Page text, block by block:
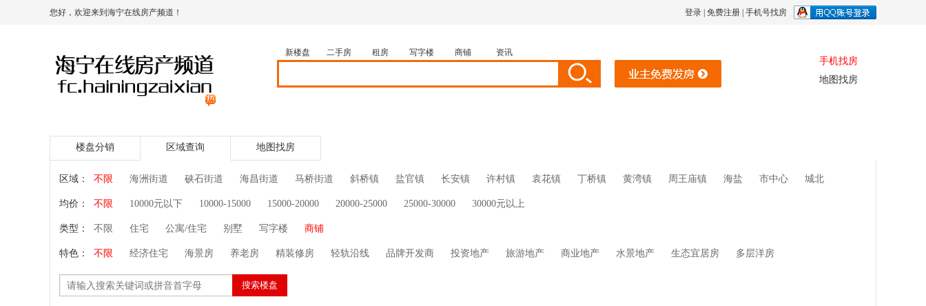
您好，欢迎来到海宁在线房产频道！ 登录 免费注册 手机号找房
新楼盘 二手房 租房 写字楼 商铺 资讯
手机找房
地图找房
楼盘分销 区域查询 地图找房
区域： 不限 海洲街道 硖石街道 海昌街道 马桥街道 斜桥镇 盐官镇 长安镇 许村镇 袁花镇 丁桥镇 黄湾镇 周王庙镇 海盐 市中心 城北
均价： 不限 10000元以下 10000-15000 15000-20000 20000-25000 25000-30000 30000元以上
类型： 不限 住宅 公寓/住宅 别墅 写字楼 商铺
特色： 不限 经济住宅 海景房 养老房 精装修房 轻轨沿线 品牌开发商 投资地产 旅游地产 商业地产 水景地产 生态宜居房 多层洋房